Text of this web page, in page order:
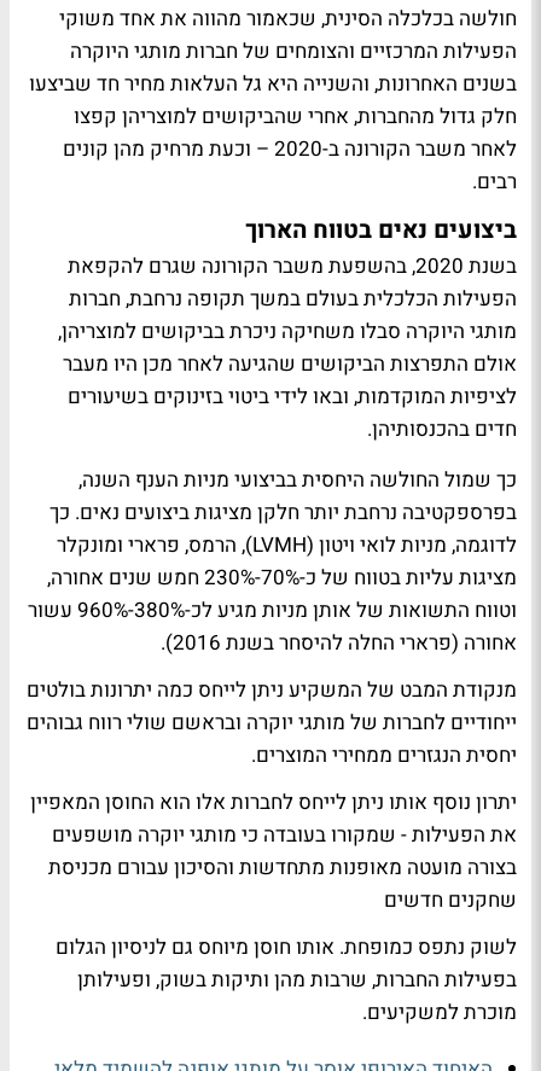
חולשה בכלכלה הסינית, שכאמור מהווה את אחד משוקי
הפעילות המרכזיים והצומחים של חברות מותגי היוקרה
בשנים האחרונות, והשנייה היא גל העלאות מחיר חד שביצעו
חלק גדול מהחברות, אחרי שהביקושים למוצריהן קפצו
לאחר משבר הקורונה ב-2020 – וכעת מרחיק מהן קונים
רבים.
ביצועים נאים בטווח הארוך
בשנת 2020, בהשפעת משבר הקורונה שגרם להקפאת
הפעילות הכלכלית בעולם במשך תקופה נרחבת, חברות
מותגי היוקרה סבלו משחיקה ניכרת בביקושים למוצריהן,
אולם התפרצות הביקושים שהגיעה לאחר מכן היו מעבר
לציפיות המוקדמות, ובאו לידי ביטוי בזינוקים בשיעורים
חדים בהכנסותיהן.
כך שמול החולשה היחסית בביצועי מניות הענף השנה,
בפרספקטיבה נרחבת יותר חלקן מציגות ביצועים נאים. כך
לדוגמה, מניות לואי ויטון (LVMH), הרמס, פרארי ומונקלר
מציגות עליות בטווח של כ-70%-230% חמש שנים אחורה,
וטווח התשואות של אותן מניות מגיע לכ-380%-960% עשור
אחורה (פרארי החלה להיסחר בשנת 2016).
מנקודת המבט של המשקיע ניתן לייחס כמה יתרונות בולטים
ייחודיים לחברות של מותגי יוקרה ובראשם שולי רווח גבוהים
יחסית הנגזרים ממחירי המוצרים.
יתרון נוסף אותו ניתן לייחס לחברות אלו הוא החוסן המאפיין
את הפעילות - שמקורו בעובדה כי מותגי יוקרה מושפעים
בצורה מועטה מאופנות מתחדשות והסיכון עבורם מכניסת
שחקנים חדשים
לשוק נתפס כמופחת. אותו חוסן מיוחס גם לניסיון הגלום
בפעילות החברות, שרבות מהן ותיקות בשוק, ופעילותן
מוכרת למשקיעים.